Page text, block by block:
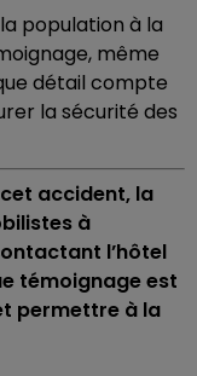
population à la
même
détail compte
la sécurité des
accident, la
à
l’hôtel
témoignage est
permettre à la